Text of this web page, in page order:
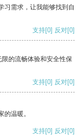
习需求，让我能够找到自
支持[0] 反对[0]
的流畅体验和安全性保
支持[0] 反对[0]
温暖。
支持[0] 反对[0]